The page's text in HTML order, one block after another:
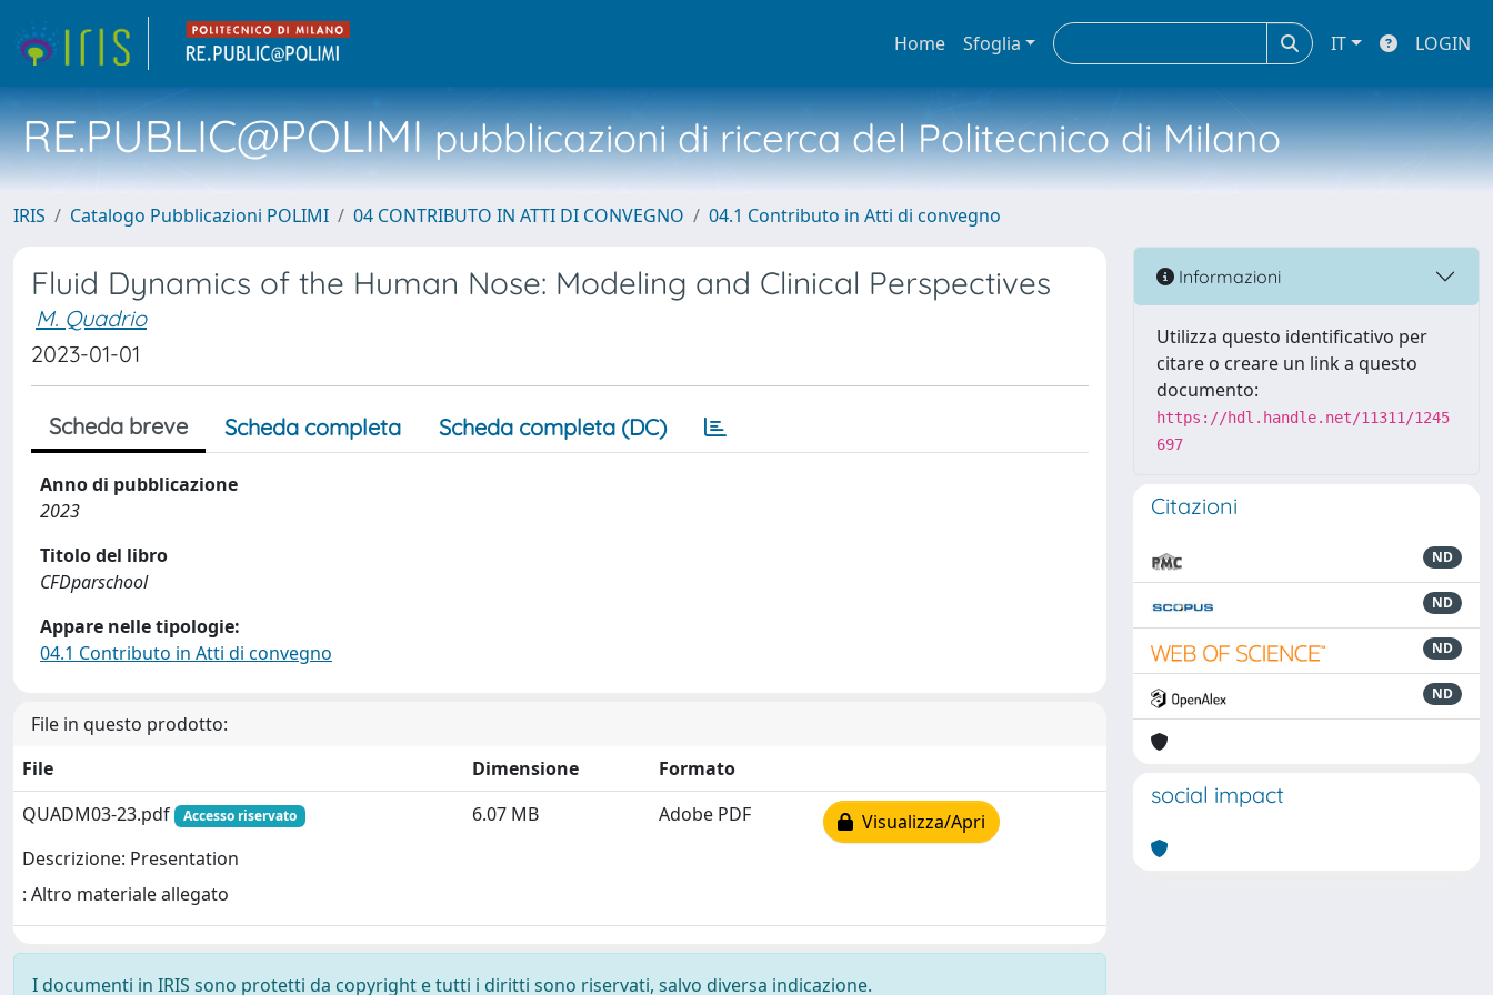
Home Sfoglia IT LOGIN
RE.PUBLIC@POLIMIpubblicazioni di ricerca del Politecnico di Milano
IRIS Catalogo Pubblicazioni POLIMI 04 CONTRIBUTO IN ATTI DI CONVEGNO 04.1 Contributo in Atti di convegno
Fluid Dynamics of the Human Nose: Modeling and Clinical Perspectives
M. Quadrio
2023-01-01
Scheda breve Scheda completa Scheda completa (DC)
Anno di pubblicazione
2023
Titolo del libro
CFDparschool
Appare nelle tipologie:
04.1 Contributo in Atti di convegno
File in questo prodotto:
File
Dimensione
Formato
QUADM03-23.pdf
Accesso riservato
Descrizione: Presentation
: Altro materiale allegato
6.07 MB Adobe PDF Visualizza/Apri
I documenti in IRIS sono protetti da copyright e tutti i diritti sono riservati, salvo diversa indicazione.
Informazioni
Utilizza questo identificativo per
citare o creare un link a questo
documento:
https://hdl.handle.net/11311/1245
697
Citazioni
ND
ND
ND
ND
social impact